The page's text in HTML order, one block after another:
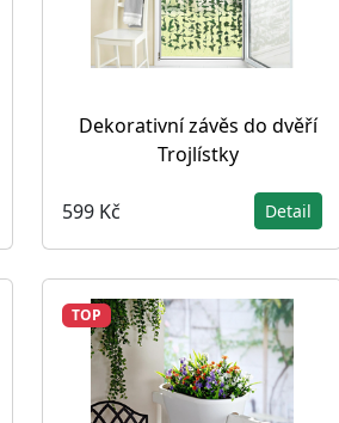
Dekorativní závěs do dvěří
Trojlístky
599 Kč Detail
TOP